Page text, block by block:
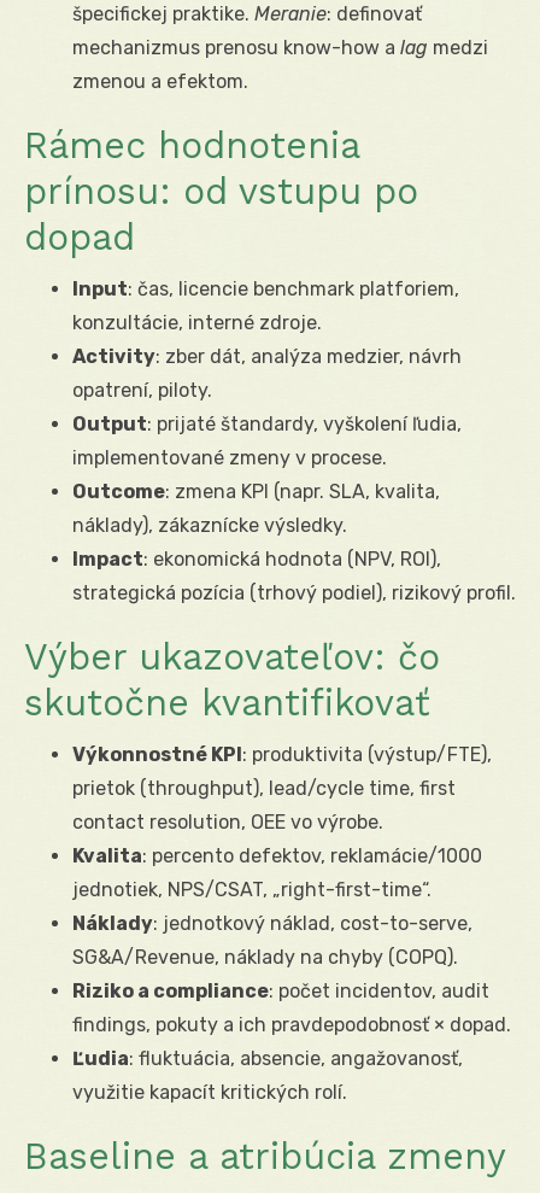
špecifickej praktike. Meranie: definovať
mechanizmus prenosu know-how a lag medzi
zmenou a efektom.
Rámec hodnotenia
prínosu: od vstupu po
dopad
Input: čas, licencie benchmark platforiem,
konzultácie, interné zdroje.
Activity: zber dát, analýza medzier, návrh
opatrení, piloty.
Output: prijaté štandardy, vyškolení ľudia,
implementované zmeny v procese.
Outcome: zmena KPI (napr. SLA, kvalita,
náklady), zákaznícke výsledky.
Impact: ekonomická hodnota (NPV, ROI),
strategická pozícia (trhový podiel), rizikový profil.
Výber ukazovateľov: čo
skutočne kvantifikovať
Výkonnostné KPI: produktivita (výstup/FTE),
prietok (throughput), lead/cycle time, first
contact resolution, OEE vo výrobe.
Kvalita: percento defektov, reklamácie/1000
jednotiek, NPS/CSAT, „right-first-time“.
Náklady: jednotkový náklad, cost-to-serve,
SG&A/Revenue, náklady na chyby (COPQ).
Riziko a compliance: počet incidentov, audit
findings, pokuty a ich pravdepodobnosť × dopad.
Ľudia: fluktuácia, absencie, angažovanosť,
využitie kapacít kritických rolí.
Baseline a atribúcia zmeny